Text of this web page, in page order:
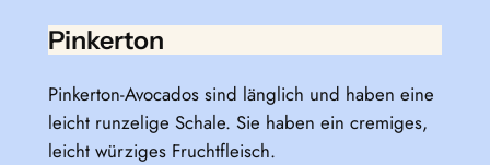
Pinkerton
Pinkerton-Avocados sind länglich und haben eine
leicht runzelige Schale. Sie haben ein cremiges,
leicht würziges Fruchtfleisch.